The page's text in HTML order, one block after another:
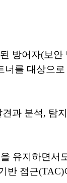
방어자(보
너를 대상으
과 분석, 탐
유지하면서
접근